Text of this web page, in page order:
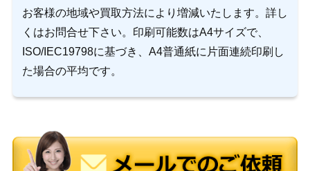
お客様の地域や買取方法により増減いたします。詳し
くはお問合せ下さい。印刷可能数はA4サイズで、
ISO/IEC19798に基づき、A4普通紙に片面連続印刷し
た場合の平均です。